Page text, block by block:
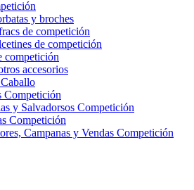
y broches
de competición
de competición
competición
accesorios
Competición
y Salvadorsos Competición
Competición
Campanas y Vendas Competición